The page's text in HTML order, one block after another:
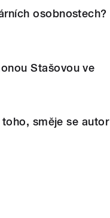
osobnostech?
Stašovou ve
směje se autor